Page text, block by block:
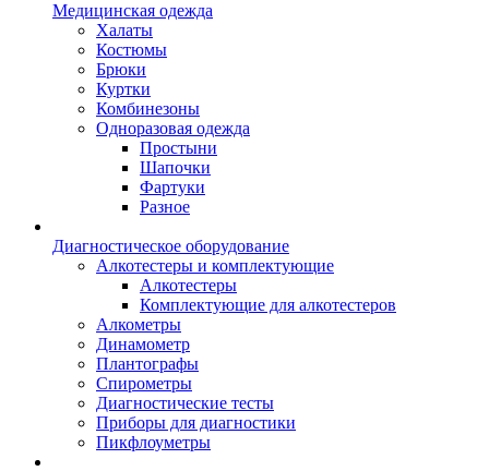
Медицинская одежда
Халаты
Костюмы
Брюки
Куртки
Комбинезоны
Одноразовая одежда
Простыни
Шапочки
Фартуки
Разное
Диагностическое оборудование
Алкотестеры и комплектующие
Алкотестеры
Комплектующие для алкотестеров
Алкометры
Динамометр
Плантографы
Спирометры
Диагностические тесты
Приборы для диагностики
Пикфлоуметры